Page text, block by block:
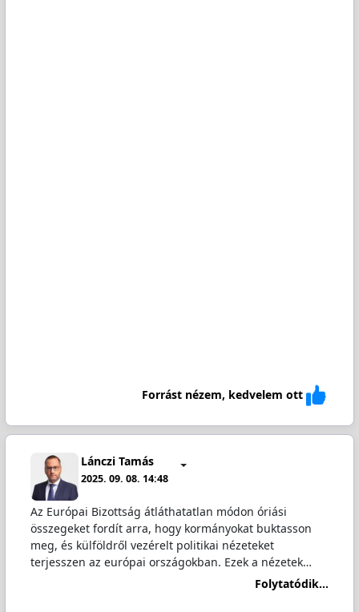
Forrást nézem, kedvelem ott
Lánczi Tamás
2025. 09. 08. 14:48
Az Európai Bizottság átláthatatlan módon óriási
összegeket fordít arra, hogy kormányokat buktasson
meg, és külföldről vezérelt politikai nézeteket
terjesszen az európai országokban. Ezek a nézetek…
Folytatódik...